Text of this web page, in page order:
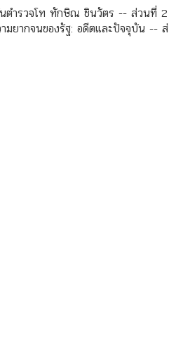
ตำรวจโท ทักษิณ ชินวัตร -- ส่วนที่
มยากจนของรัฐ: อดีตและปัจจุบัน --